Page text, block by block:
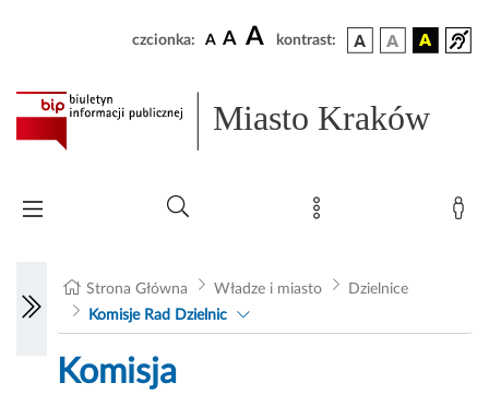
czcionka: A A A kontrast:
Miasto Kraków
Strona Główna Władze i miasto
Dzielnice
Komisje Rad Dzielnic
Komisja